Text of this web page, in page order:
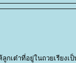
กเต๋าที่อยู่ในถวยเรียงเ